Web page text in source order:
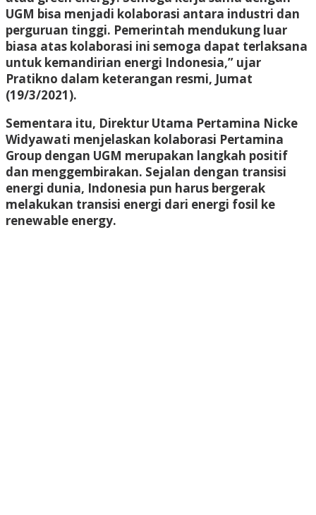
UGM bisa menjadi kolaborasi antara industri dan
perguruan tinggi. Pemerintah mendukung luar
biasa atas kolaborasi ini semoga dapat terlaksana
untuk kemandirian energi Indonesia,” ujar
Pratikno dalam keterangan resmi, Jumat
(19/3/2021).
Sementara itu, Direktur Utama Pertamina Nicke
Widyawati menjelaskan kolaborasi Pertamina
Group dengan UGM merupakan langkah positif
dan menggembirakan. Sejalan dengan transisi
energi dunia, Indonesia pun harus bergerak
melakukan transisi energi dari energi fosil ke
renewable energy.